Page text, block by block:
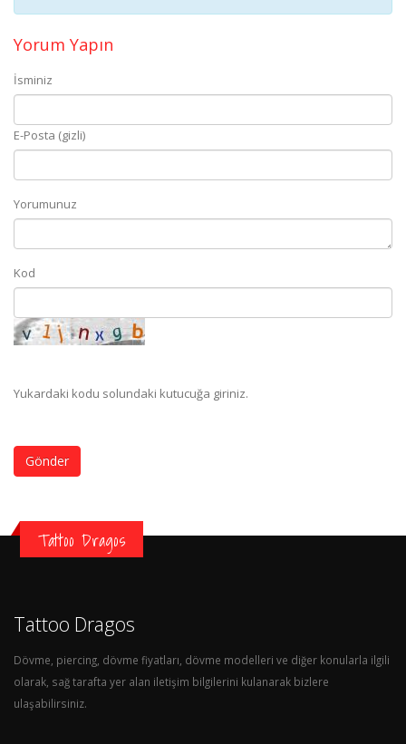
Yorum Yapın
İsminiz
E-Posta (gizli)
Yorumunuz
Kod
Yukardaki kodu solundaki kutucuğa giriniz.
Gönder
Tattoo Dragos
Tattoo Dragos
Dövme, piercing, dövme fiyatları, dövme modelleri ve diğer konularla ilgili
olarak, sağ tarafta yer alan iletişim bilgilerini kulanarak bizlere
ulaşabilirsiniz.